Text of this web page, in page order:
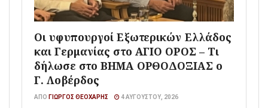
Οι υφυπουργοί Εξωτερικών Ελλάδος
και Γερμανίας στο ΑΓΙΟ ΟΡΟΣ – Τι
δήλωσε στο ΒΗΜΑ ΟΡΘΟΔΟΞΙΑΣ ο
Γ. Λοβέρδος
ΑΠΌ ΓΙΏΡΓΟΣ ΘΕΟΧΆΡΗΣ 4 ΑΥΓΟΎΣΤΟΥ, 2026